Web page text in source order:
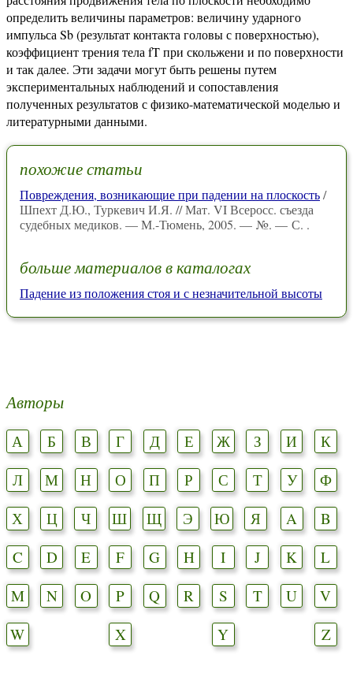
определить величины параметров: величину ударного
импульса Sb (результат контакта головы с поверхностью),
коэффициент трения тела fT при скольжени и по поверхности
и так далее. Эти задачи могут быть решены путем
экспериментальных наблюдений и сопоставления
полученных результатов с физико-математической моделью и
литературными данными.
похожие статьи
Повреждения, возникающие при падении на плоскость/
Шпехт Д.Ю., Туркевич И.Я. // Мат. VI Всеросс. съезда
судебных медиков. — М.-Тюмень, 2005. — №. — С. .
больше материалов в каталогах
Падение из положения стоя и с незначительной высоты
Авторы
А Б В Г Д Е Ж З И
К
Л
М Н О П Р С Т У
Ф
Х
Ц Ч Ш Щ Э Ю Я A
B
C
D E F G H I J K
L
M
N O P Q R S T U
V
W
X Y Z